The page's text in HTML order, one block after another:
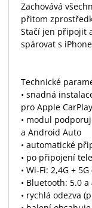
Zachovává
přitom
Stačí jen připojit
spárovat s
Technické
• snadná
pro Apple
• modul
a Android Auto
• automatické
• po připojení
• Wi-Fi: 2,4G +
• Bluetooth: 5.0 a
• rychlá odezva